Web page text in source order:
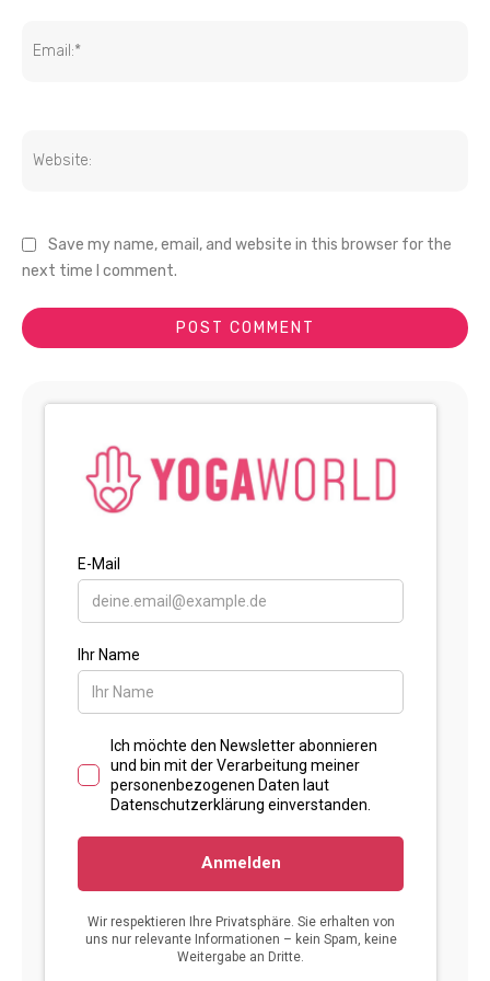
Save my name, email, and website in this browser for the
next time I comment.